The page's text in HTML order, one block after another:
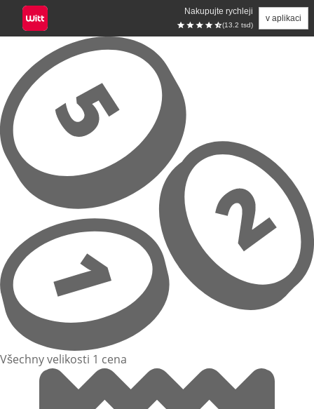
Nakupujte rychleji
(13.2 tsd)
v aplikaci
Přeskočit na hlavní obsah
Všechny velikosti 1 cena